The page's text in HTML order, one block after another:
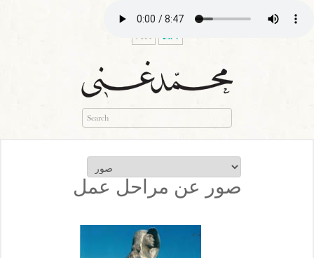
AR EN
صور عن مراحل عمل